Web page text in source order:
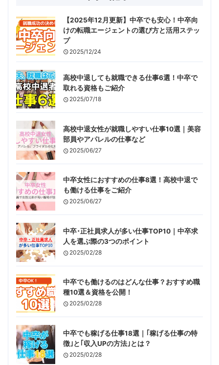
【2025年12月更新】中卒でも安心！中卒向
けの転職エージェントの選び方と活用ステッ
プ
2025/12/24
高校中退しても就職できる仕事6選！中卒で
取れる資格もご紹介
2025/07/18
高校中退女性が就職しやすい仕事10選｜美容
部員やアパレルの仕事など
2025/06/27
中卒女性におすすめの仕事8選！高校中退で
も働ける仕事をご紹介
2025/06/27
中卒･正社員求人が多い仕事TOP10｜中卒求
人を選ぶ際の3つのポイント
2025/02/28
中卒でも働けるのはどんな仕事？おすすめ職
種10選＆資格を公開！
2025/02/28
中卒でも稼げる仕事18選｜｢稼げる仕事の特
徴｣と｢収入UPの方法｣とは？
2025/02/28